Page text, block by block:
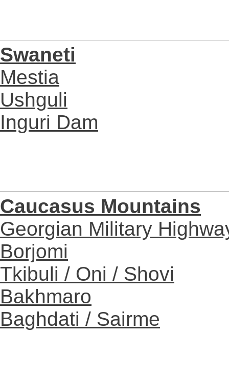
Swaneti
Mestia
Ushguli
Inguri Dam
Caucasus Mountains
Georgian Military
Borjomi
Tkibuli / Oni / Shovi
Bakhmaro
Baghdati / Sairme